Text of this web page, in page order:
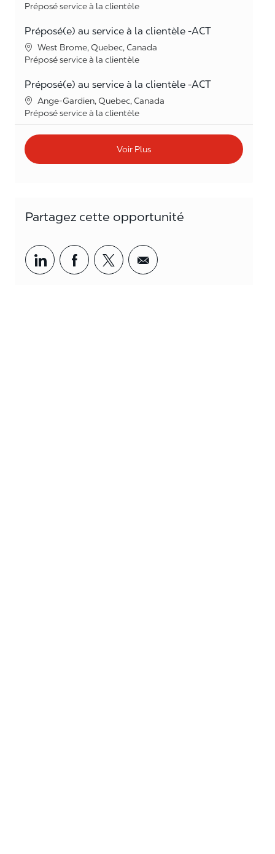
Catégorie
Préposé service à la clientèle
Préposé(e) au service à la clientèle -ACT
LieuWest Brome, Quebec, Canada
Catégorie
Préposé service à la clientèle
Préposé(e) au service à la clientèle -ACT
LieuAnge-Gardien, Quebec, Canada
Catégorie
Préposé service à la clientèle
Voir Plus
Partagez cette opportunité
Partager par LinkedIn
Partager par Facebook
<span<span